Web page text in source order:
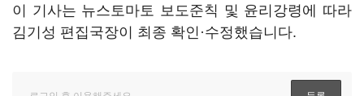
이 기사는 뉴스토마토 보도준칙 및 윤리강령에 따라
김기성 편집국장이 최종 확인·수정했습니다.